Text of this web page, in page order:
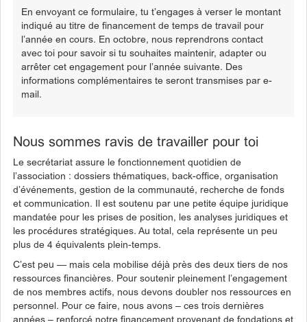
En envoyant ce formulaire, tu t’engages à verser le montant
indiqué au titre de financement de temps de travail pour
l’année en cours. En octobre, nous reprendrons contact
avec toi pour savoir si tu souhaites maintenir, adapter ou
arrêter cet engagement pour l’année suivante. Des
informations complémentaires te seront transmises par e-
mail.
Nous sommes ravis de travailler pour toi
Le secrétariat assure le fonctionnement quotidien de
l’association : dossiers thématiques, back-office, organisation
d’événements, gestion de la communauté, recherche de fonds
et communication. Il est soutenu par une petite équipe juridique
mandatée pour les prises de position, les analyses juridiques et
les procédures stratégiques. Au total, cela représente un peu
plus de 4 équivalents plein-temps.
C’est peu — mais cela mobilise déjà près des deux tiers de nos
ressources financières. Pour soutenir pleinement l’engagement
de nos membres actifs, nous devons doubler nos ressources en
personnel. Pour ce faire, nous avons – ces trois dernières